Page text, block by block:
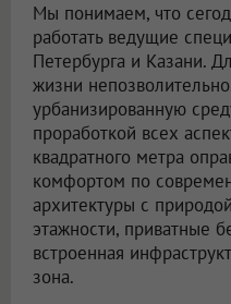
Мы понимаем, что
работать ведущие
Петербурга и Казани.
жизни
урбанизированную
проработкой всех
квадратного метра
комфортом по
архитектуры с
этажности, приватные
встроенная
зона.